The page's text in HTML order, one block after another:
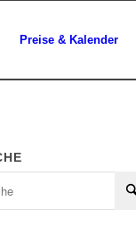
Preise & Kalender